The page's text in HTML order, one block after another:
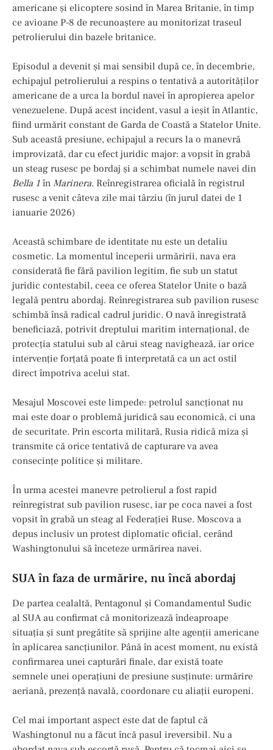
americane și elicoptere sosind în Marea Britanie, în timp
ce avioane P-8 de recunoaștere au monitorizat traseul
petrolierului din bazele britanice.
Episodul a devenit și mai sensibil după ce, în decembrie,
echipajul petrolierului a respins o tentativă a autorităților
americane de a urca la bordul navei în apropierea apelor
venezuelene. După acest incident, vasul a ieșit în Atlantic,
fiind urmărit constant de Garda de Coastă a Statelor Unite.
Sub această presiune, echipajul a recurs la o manevră
improvizată, dar cu efect juridic major: a vopsit în grabă
un steag rusesc pe bordaj şi a schimbat numele navei din
Bella 1 în Marinera. Reînregistrarea oficială în registrul
rusesc a venit câteva zile mai târziu (în jurul datei de 1
ianuarie 2026)
Această schimbare de identitate nu este un detaliu
cosmetic. La momentul începerii urmăririi, nava era
considerată fie fără pavilion legitim, fie sub un statut
juridic contestabil, ceea ce oferea Statelor Unite o bază
legală pentru abordaj. Reînregistrarea sub pavilion rusesc
schimbă însă radical cadrul juridic. O navă înregistrată
beneficiază, potrivit dreptului maritim internațional, de
protecția statului sub al cărui steag navighează, iar orice
intervenție forțată poate fi interpretată ca un act ostil
direct împotriva acelui stat.
Mesajul Moscovei este limpede: petrolul sancționat nu
mai este doar o problemă juridică sau economică, ci una
de securitate. Prin escorta militară, Rusia ridică miza și
transmite că orice tentativă de capturare va avea
consecințe politice și militare.
În urma acestei manevre petrolierul a fost rapid
reînregistrat sub pavilion rusesc, iar pe coca navei a fost
vopsit în grabă un steag al Federației Ruse. Moscova a
depus inclusiv un protest diplomatic oficial, cerând
Washingtonului să înceteze urmărirea navei.
SUA în faza de urmărire, nu încă abordaj
De partea cealaltă, Pentagonul și Comandamentul Sudic
al SUA au confirmat că monitorizează îndeaproape
situația și sunt pregătite să sprijine alte agenții americane
în aplicarea sancțiunilor. Până în acest moment, nu există
confirmarea unei capturări finale, dar există toate
semnele unei operațiuni de presiune susținute: urmărire
aeriană, prezență navală, coordonare cu aliații europeni.
Cel mai important aspect este dat de faptul că
Washingtonul nu a făcut încă pasul ireversibil. Nu a